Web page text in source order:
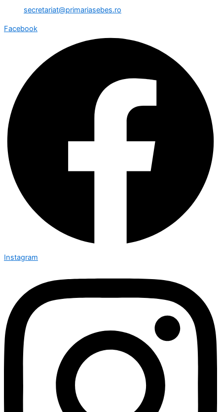
secretariat@primariasebes.ro
Facebook
Instagram